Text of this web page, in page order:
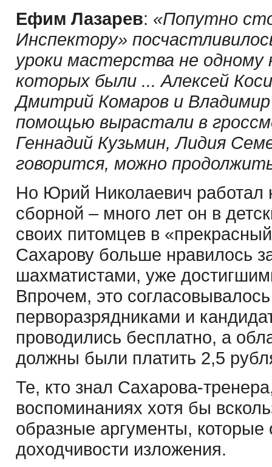
Ефим Лазарев: «Попутно
Инспектору»
уроки мастерства не одному
которых были ... Алексей
Дмитрий Комаров и Владимир
помощью вырастали в
Геннадий Кузьмин, Лидия
говорится, можно
Но Юрий Николаевич работал
сборной – много лет он в
своих питомцев в
Сахарову больше нравилось
шахматистами, уже
Впрочем, это
перворазрядниками и
проводились бесплатно, а
должны были платить 2,5
Те, кто знал Сахарова-
воспоминаниях хотя бы
образные аргументы,
доходчивости изложения.